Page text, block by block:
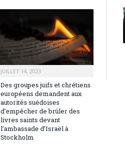
JUILLET 14, 2023
Des groupes juifs et chrétiens
européens demandent aux
autorités suédoises
d’empêcher de brûler des
livres saints devant
l’ambassade d’Israël à
Stockholm